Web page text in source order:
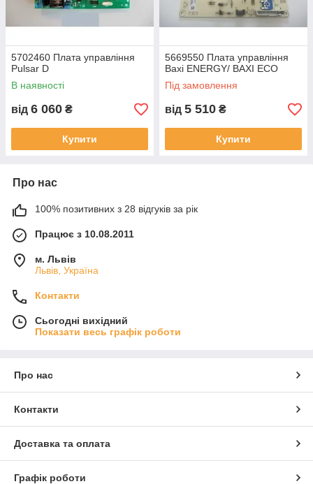
5702460 Плата управління
Pulsar D
В наявності
від 6 060 ₴
Купити
5669550 Плата управління
Baxi ENERGY/ BAXI ECO
Під замовлення
від 5 510 ₴
Купити
Про нас
100% позитивних з 28 відгуків за рік
Працює з 10.08.2011
м. Львів
Львів, Україна
Контакти
Сьогодні вихідний
Показати весь графік роботи
Про нас
Контакти
Доставка та оплата
Графік роботи